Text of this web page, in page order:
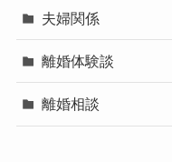
夫婦関係
離婚体験談
離婚相談